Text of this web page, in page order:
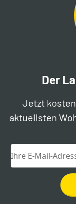
Der
Jetzt
aktuellsten